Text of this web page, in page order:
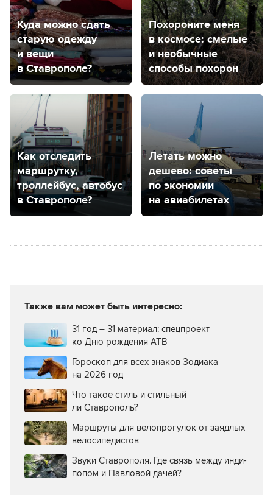
Куда можно сдать
старую одежду
и вещи
в Ставрополе?
Похороните меня
в космосе: смелые
и необычные
способы похорон
Как отследить
маршрутку,
троллейбус, автобус
в Ставрополе?
Летать можно
дешево: советы
по экономии
на авиабилетах
Также вам может быть интересно:
31 год – 31 материал: спецпроект
ко Дню рождения АТВ
Гороскоп для всех знаков Зодиака
на 2026 год
Что такое стиль и стильный
ли Ставрополь?
Маршруты для велопрогулок от заядлых
велосипедистов
Звуки Ставрополя. Где связь между инди-
попом и Павловой дачей?